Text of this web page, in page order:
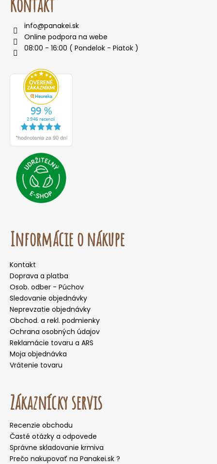
info@panakei.sk
Online podpora na webe
08:00 - 16:00 ( Pondelok - Piatok )
Informácie o nákupe
Kontakt
Doprava a platba
Osob. odber - Púchov
Sledovanie objednávky
Neprevzatie objednávky
Obchod. a rekl. podmienky
Ochrana osobných údajov
Reklamácie tovaru a ARS
Moja objednávka
Vrátenie tovaru
Zákaznícky servis
Recenzie obchodu
Časté otázky a odpovede
Správne skladovanie krmiva
Prečo nakupovať na Panakei.sk ?